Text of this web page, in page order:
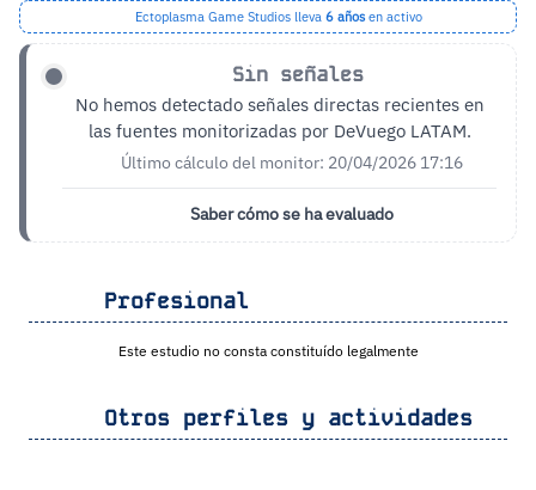
Ectoplasma Game Studios lleva 6 añosen activo
Sin señales
No hemos detectado señales directas recientes en
las fuentes monitorizadas por DeVuego LATAM.
Último cálculo del monitor: 20/04/2026 17:16
Saber cómo se ha evaluado
Profesional
Este estudio no consta constituído legalmente
Otros perfiles y actividades